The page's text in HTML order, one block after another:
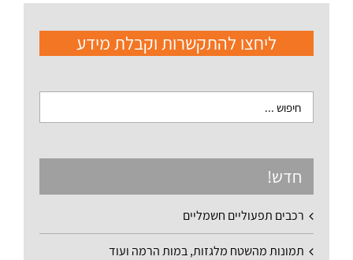
ליחצו להתקשרות וקבלת מידע
חדש!
רכבים תפעוליים חשמליים
תמונות מהשטח מלגזות, במות הרמה ועוד